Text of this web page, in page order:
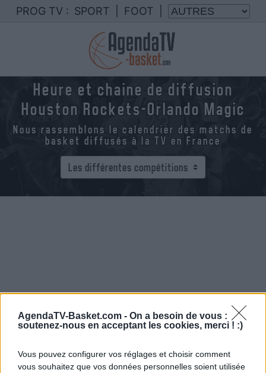
AgendaTV-Basket.com - On a besoin de vous :
soutenez-nous en acceptant les cookies, merci ! :)
Vous pouvez configurer vos réglages et choisir comment
vous souhaitez que vos données personnelles soient utilisée
PROG TV : SPORT FOOT
Heure et chaine de diffusion
Houston Rockets-Orlando Magic
Nous rassemblons le calendrier des matchs de
basket diffusés à la TV en France